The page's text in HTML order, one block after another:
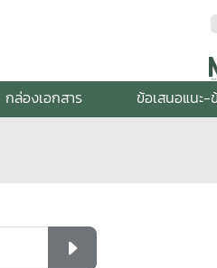
กล่องเอกสาร ข้อเสนอแนะ-